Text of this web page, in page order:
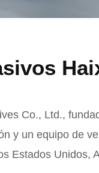
Co., Ltd.,
y un equipo de
Estados Unidos,